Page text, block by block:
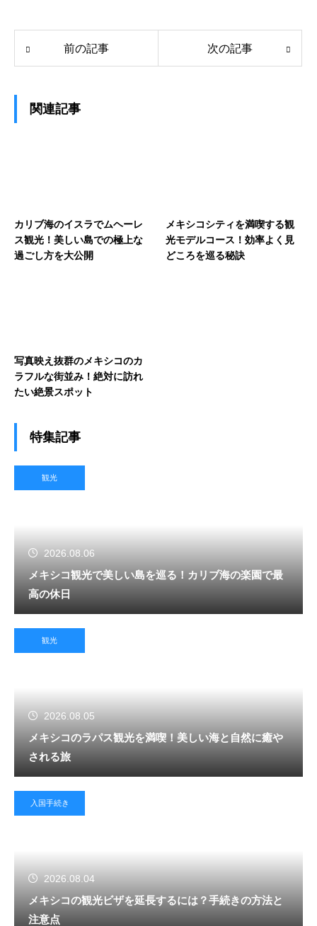
前の記事 次の記事
関連記事
カリブ海のイスラでムヘーレ
ス観光！美しい島での極上な
過ごし方を大公開
メキシコシティを満喫する観
光モデルコース！効率よく見
どころを巡る秘訣
写真映え抜群のメキシコのカ
ラフルな街並み！絶対に訪れ
たい絶景スポット
特集記事
観光
2026.08.06
メキシコ観光で美しい島を巡る！カリブ海の楽園で最
高の休日
観光
2026.08.05
メキシコのラパス観光を満喫！美しい海と自然に癒や
される旅
入国手続き
2026.08.04
メキシコの観光ビザを延長するには？手続きの方法と
注意点